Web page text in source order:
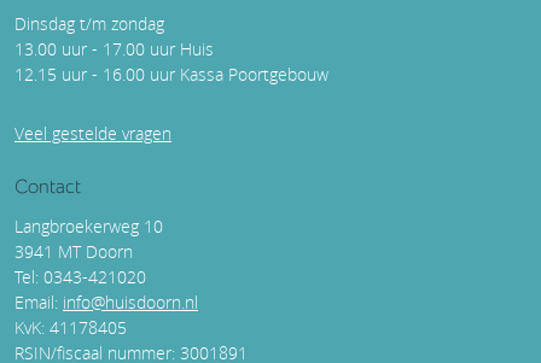
Dinsdag t/m zondag
13.00 uur - 17.00 uur Huis
12.15 uur - 16.00 uur Kassa Poortgebouw
Veel gestelde vragen
Contact
Langbroekerweg 10
3941 MT Doorn
Tel: 0343-421020
Email: info@huisdoorn.nl
KvK: 41178405
RSIN/fiscaal nummer: 3001891